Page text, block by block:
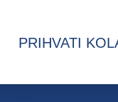
PRIHVATI